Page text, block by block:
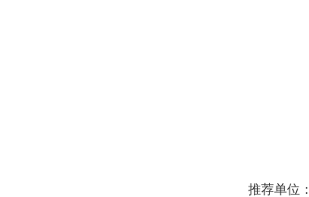
推荐单位：